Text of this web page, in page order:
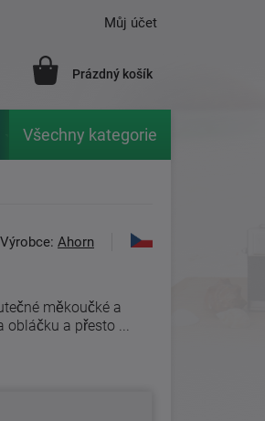
Můj účet
Prázdný košík
Zahrada Značky
Všechny kategorie
Výrobce:Ahorn
měkoučké a
obláčku a přesto ...